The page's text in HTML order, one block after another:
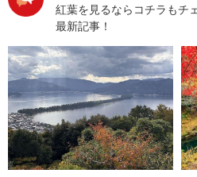
紅葉を見るならコチラもチ
最新記事！